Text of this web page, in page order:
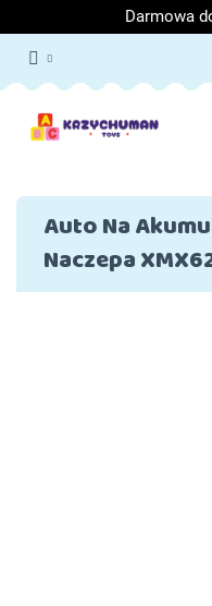
Darmowa
Auto Na
Naczepa